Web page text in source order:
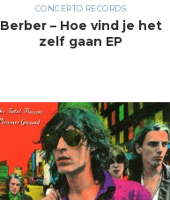
CONCERTO RECORDS
Berber – Hoe vind je het
zelf gaan EP